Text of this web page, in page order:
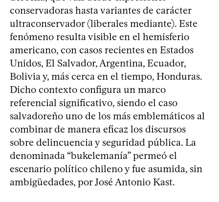
conservadoras hasta variantes de carácter
ultraconservador (liberales mediante). Este
fenómeno resulta visible en el hemisferio
americano, con casos recientes en Estados
Unidos, El Salvador, Argentina, Ecuador,
Bolivia y, más cerca en el tiempo, Honduras.
Dicho contexto configura un marco
referencial significativo, siendo el caso
salvadoreño uno de los más emblemáticos al
combinar de manera eficaz los discursos
sobre delincuencia y seguridad pública. La
denominada “bukelemanía” permeó el
escenario político chileno y fue asumida, sin
ambigüedades, por José Antonio Kast.